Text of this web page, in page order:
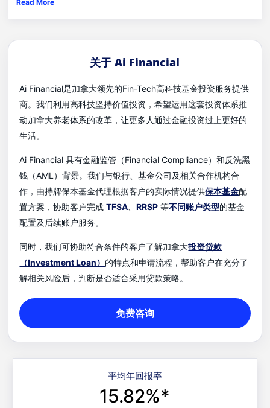
Read More
关于 Ai Financial
Ai Financial是加拿大领先的Fin-Tech高科技基金投资服务提供
商。我们利用高科技坚持价值投资，希望运用这套投资体系推
动加拿大养老体系的改革，让更多人通过金融投资过上更好的
生活。
Ai Financial 具有金融监管（Financial Compliance）和反洗黑
钱（AML）背景。我们与银行、基金公司及相关合作机构合
作，由持牌保本基金代理根据客户的实际情况提供保本基金配
置方案，协助客户完成TFSA、RRSP 等不同账户类型的基金
配置及后续账户服务。
同时，我们可协助符合条件的客户了解加拿大投资贷款
（Investment Loan） 的特点和申请流程，帮助客户在充分了
解相关风险后，判断是否适合采用贷款策略。
免费咨询
平均年回报率
15.82%*